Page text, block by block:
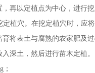
再以定植点为中心，进行
植穴。在挖定植穴时，应
育将表土与腐熟的农家肥及
深土，然后进行苗木定植